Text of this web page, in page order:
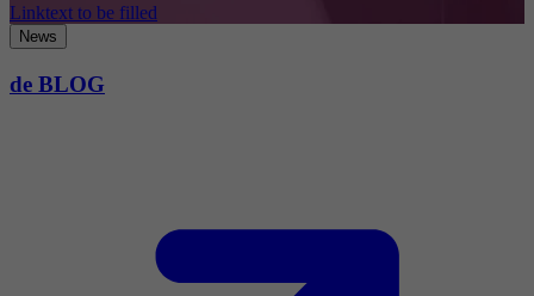
Linktext to be filled
News
de BLOG